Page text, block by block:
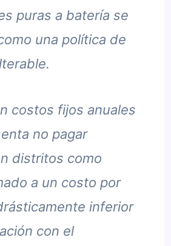
puras a batería se
una política de
costos fijos anuales
no pagar
distritos como
a un costo por
inferior
con el